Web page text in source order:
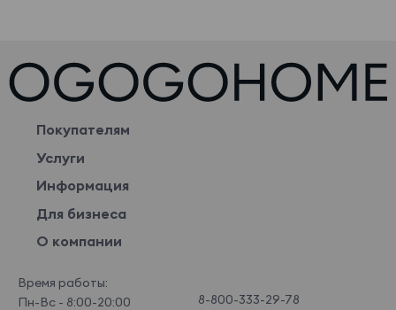
Покупателям
Услуги
Информация
Для бизнеса
О компании
Время работы:
Пн-Вс - 8:00-20:00
8-800-333-29-78